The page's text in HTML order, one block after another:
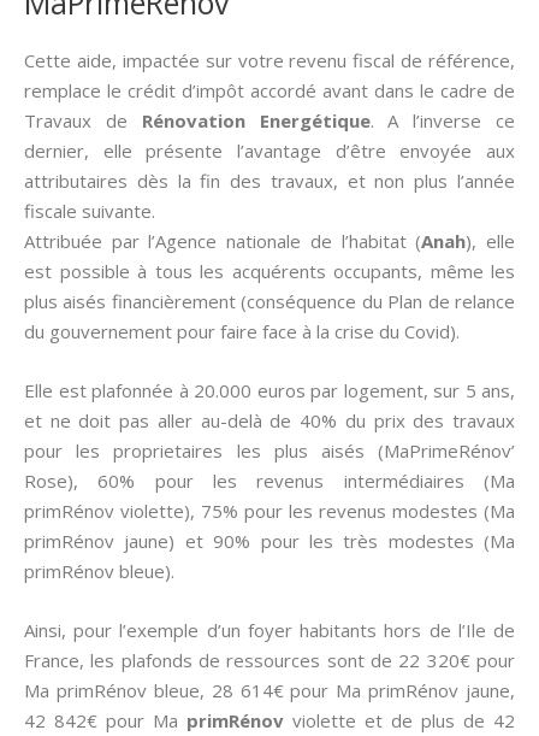
Cette aide, impactée sur votre revenu fiscal de référence,
remplace le crédit d’impôt accordé avant dans le cadre de
Travaux de Rénovation Energétique. A l’inverse ce
dernier, elle présente l’avantage d’être envoyée aux
attributaires dès la fin des travaux, et non plus l’année
fiscale suivante.
Attribuée par l’Agence nationale de l’habitat (Anah), elle
est possible à tous les acquérents occupants, même les
plus aisés financièrement (conséquence du Plan de relance
du gouvernement pour faire face à la crise du Covid).
Elle est plafonnée à 20.000 euros par logement, sur 5 ans,
et ne doit pas aller au-delà de 40% du prix des travaux
pour les proprietaires les plus aisés (MaPrimeRénov’
Rose), 60% pour les revenus intermédiaires (Ma
primRénov violette), 75% pour les revenus modestes (Ma
primRénov jaune) et 90% pour les très modestes (Ma
primRénov bleue).
Ainsi, pour l’exemple d’un foyer habitants hors de l’Ile de
France, les plafonds de ressources sont de 22 320€ pour
Ma primRénov bleue, 28 614€ pour Ma primRénov jaune,
42 842€ pour Ma primRénov violette et de plus de 42